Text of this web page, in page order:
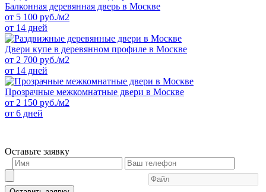
Балконная деревянная дверь в Москве
от 5 100 руб./м2
от 14 дней
Двери купе в деревянном профиле в Москве
от 2 700 руб./м2
от 14 дней
Прозрачные межкомнатные двери в Москве
от 2 150 руб./м2
от 6 дней
Оставьте заявку